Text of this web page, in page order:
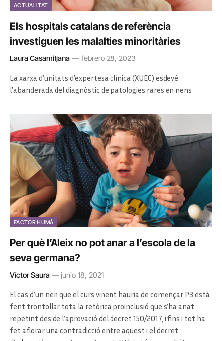
ACTUALITAT
Els hospitals catalans de referència
investiguen les malalties minoritàries
Laura Casamitjana febrero 28, 2023
La xarxa d’unitats d’expertesa clínica (XUEC) esdevé
l’abanderada del diagnòstic de patologies rares en nens
FACTOR HUMÀ
Per què l’Aleix no pot anar a l’escola de la
seva germana?
Víctor Saura junio 18, 2021
El cas d’un nen que el curs vinent hauria de començar P3 està
fent trontollar tota la retòrica proinclusió que s’ha anat
repetint des de l’aprovació del decret 150/2017, i fins i tot ha
fet aflorar una contradicció entre aquest i el decret